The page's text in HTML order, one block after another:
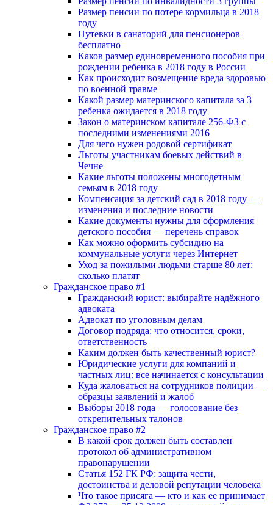
Размер пенсии по потере кормильца в 2018
году
Путевки в санаторий для пенсионеров
бесплатно
Каков размер единовременного пособия при
рождении ребенка в 2018 году в России
Как происходит возмещение вреда здоровью
по военной травме
Какой размер материнского капитала за 3
ребенка ожидается в 2018 году
Закон о материнском капитале 256-ФЗ с
последними изменениями 2016
Для чего нужен родовой сертификат
Льготы участникам боевых действий в
Чечне
Какие льготы положены многодетным
семьям в 2018 году
Компенсация за детский сад в 2018 году —
изменения и последние новости
Какие документы нужны для оформления
детского пособия — перечень справок
Как можно оформить субсидию на
коммунальные услуги через Интернет
Уход за пожилыми людьми старше 80 лет:
сколько платят
Гражданское право #1
Гражданский юрист: выбирайте надёжного
адвоката
Адвокат по уголовным делам
Договор подряда: что относится, сроки,
ответственность
Каким должен быть качественный юрист?
Юридические услуги для компаний и
частных лиц: все начинается с консультации
Куда жаловаться на сотрудников полиции —
образцы заявлений и жалоб
Выборы 2018 года — голосование без
открепительных талонов
Гражданское право #2
В какой срок должен быть составлен
протокол об административном
правонарушении
Статья 152 ГК РФ: защита чести,
достоинства и деловой репутации человека
Что такое присяга — кто и как ее принимает